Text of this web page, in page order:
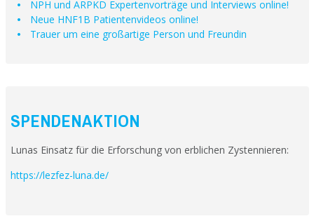
NPH und ARPKD Expertenvorträge und Interviews online!
Neue HNF1B Patientenvideos online!
Trauer um eine großartige Person und Freundin
SPENDENAKTION
Lunas Einsatz für die Erforschung von erblichen Zystennieren:
https://lezfez-luna.de/